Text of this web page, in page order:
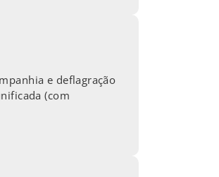
e deflagração
(com